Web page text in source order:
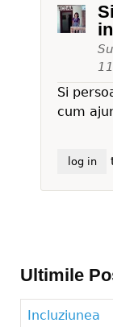
in
Si
cum
log in
Ultimile
Incluziunea